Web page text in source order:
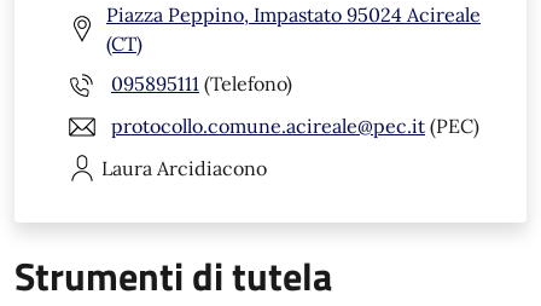
Piazza Peppino, Impastato 95024 Acireale
(CT)
095895111 (Telefono)
protocollo.comune.acireale@pec.it (PEC)
Laura Arcidiacono
Strumenti di tutela